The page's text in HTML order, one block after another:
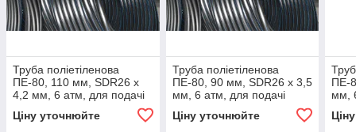
Труба поліетіленова
ПЕ-80, 110 мм, SDR26 х
4,2 мм, 6 атм, для подачі
Ціну уточнюйте
Труба поліетіленова
ПЕ-80, 90 мм, SDR26 х 3,5
мм, 6 атм, для подачі
Ціну уточнюйте
ПЕ-
мм,